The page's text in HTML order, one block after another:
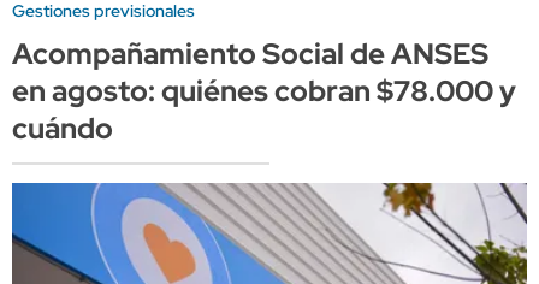
Gestiones previsionales
Acompañamiento Social de ANSES
en agosto: quiénes cobran $78.000 y
cuándo